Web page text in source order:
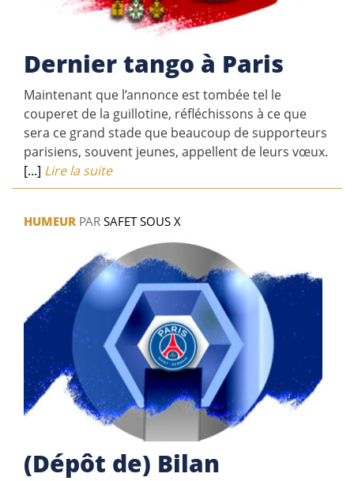
Dernier tango à Paris
Maintenant que l’annonce est tombée tel le
couperet de la guillotine, réfléchissons à ce que
sera ce grand stade que beaucoup de supporteurs
parisiens, souvent jeunes, appellent de leurs vœux.
[...] Lire la suite
HUMEUR PAR SAFET SOUS X
(Dépôt de) Bilan